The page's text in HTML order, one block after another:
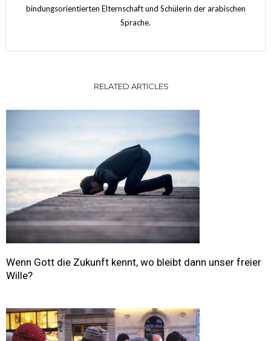
bindungsorientierten Elternschaft und Schülerin der arabischen
Sprache.
RELATED ARTICLES
Wenn Gott die Zukunft kennt, wo bleibt dann unser freier
Wille?